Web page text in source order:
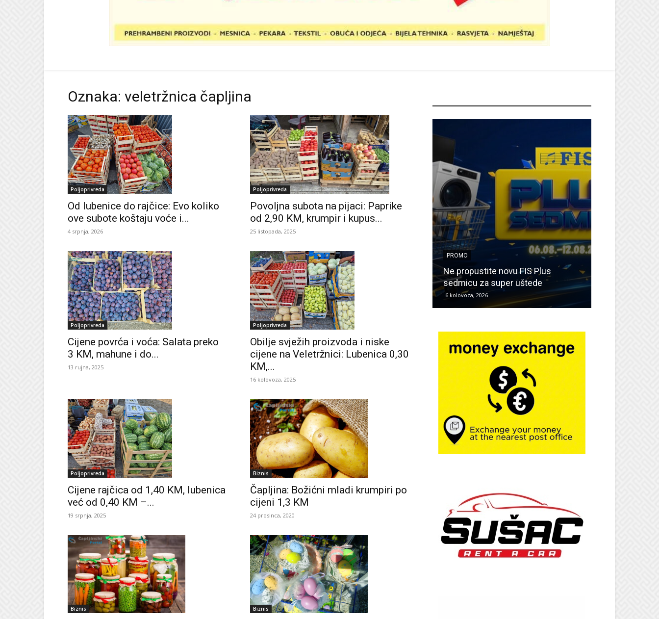
Oznaka: veletržnica čapljina
Poljoprivreda
Od lubenice do rajčice: Evo koliko
ove subote koštaju voće i...
4 srpnja, 2026
Poljoprivreda
Povoljna subota na pijaci: Paprike
od 2,90 KM, krumpir i kupus...
25 listopada, 2025
Poljoprivreda
Cijene povrća i voća: Salata preko
3 KM, mahune i do...
13 rujna, 2025
Poljoprivreda
Obilje svježih proizvoda i niske
cijene na Veletržnici: Lubenica 0,30
KM,...
16 kolovoza, 2025
Poljoprivreda
Cijene rajčica od 1,40 KM, lubenica
već od 0,40 KM –...
19 srpnja, 2025
Biznis
Čapljina: Božićni mladi krumpiri po
cijeni 1,3 KM
24 prosinca, 2020
Biznis Biznis
PROMO
Ne propustite novu FIS Plus
sedmicu za super uštede
6 kolovoza, 2026